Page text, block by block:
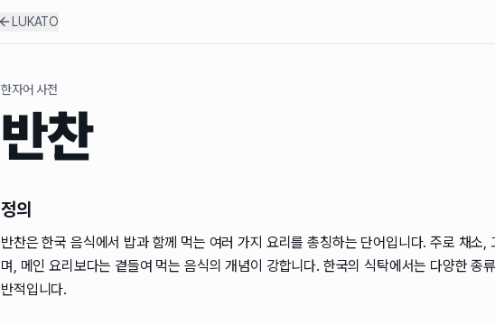
LUKATO
한자어 사전
반찬
정의
반찬은 한국 음식에서 밥과 함께 먹는 여러 가지 요리를 총칭하는 단어입니다. 주로 채소,
며, 메인 요리보다는 곁들여 먹는 음식의 개념이 강합니다. 한국의 식탁에서는 다양한 종
반적입니다.